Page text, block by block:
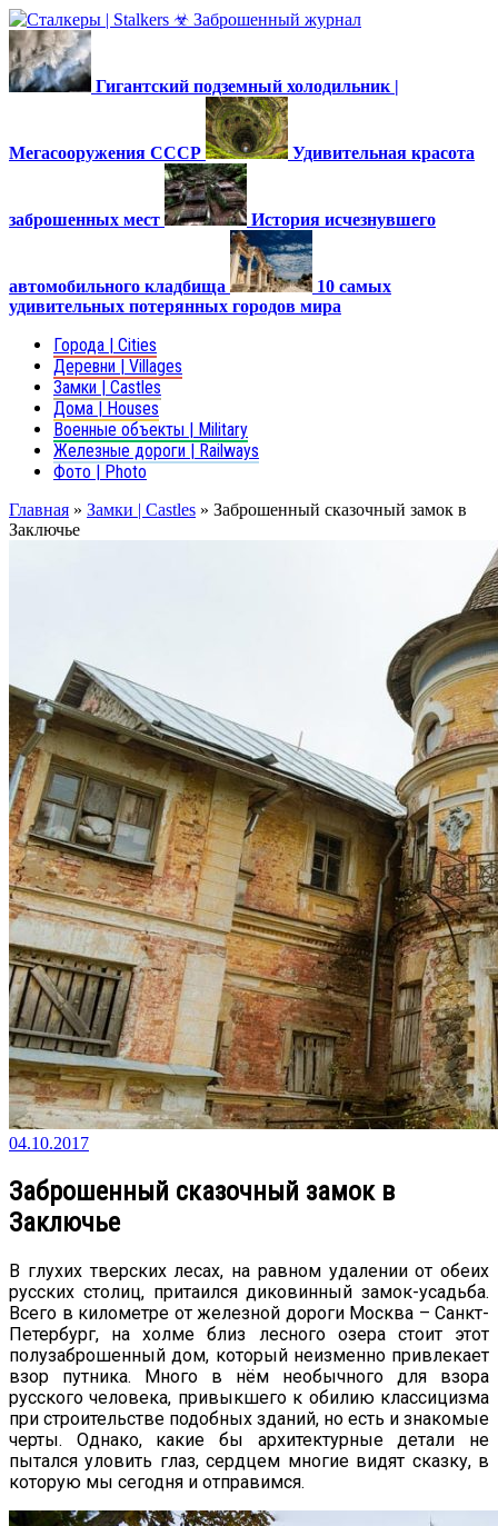
Гигантский подземный холодильник |
Мегасооружения СССР Удивительная красота
заброшенных мест История исчезнувшего
автомобильного кладбища
10 самых
удивительных потерянных городов мира
Города | Cities
Деревни | Villages
Замки | Castles
Дома | Houses
Военные объекты | Military
Железные дороги | Railways
Фото | Photo
Главная » Замки | Castles » Заброшенный сказочный замок в
Заключье
04.10.2017
Заброшенный сказочный замок в
Заключье
В глухих тверских лесах, на равном удалении от обеих
русских столиц, притаился диковинный замок-усадьба.
Всего в километре от железной дороги Москва – Санкт-
Петербург, на холме близ лесного озера стоит этот
полузаброшенный дом, который неизменно привлекает
взор путника. Много в нём необычного для взора
русского человека, привыкшего к обилию классицизма
при строительстве подобных зданий, но есть и знакомые
черты. Однако, какие бы архитектурные детали не
пытался уловить глаз, сердцем многие видят сказку, в
которую мы сегодня и отправимся.